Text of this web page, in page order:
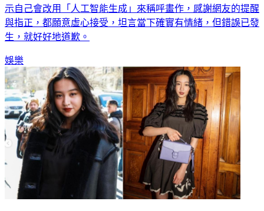
示自己會改用「人工智能生成」來稱呼畫作，感謝網友的提醒
與指正，都願意虛心接受，坦言當下確實有情緒，但錯誤已發
生，就好好地道歉。
娛樂